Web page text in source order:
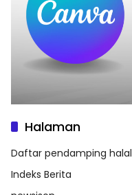
Halaman
Daftar pendamping halal
Indeks Berita